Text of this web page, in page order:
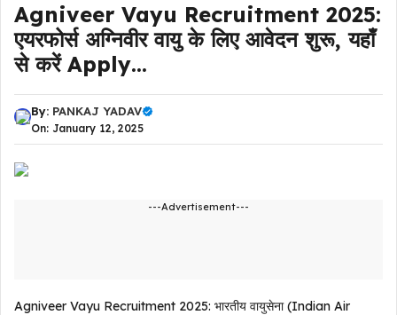
Agniveer Vayu Recruitment 2025:
एयरफोर्स अग्निवीर वायु के लिए आवेदन शुरू, यहाँ
से करें Apply…
By: PANKAJ YADAV
On: January 12, 2025
---Advertisement---
Agniveer Vayu Recruitment 2025: भारतीय वायुसेना (Indian Air